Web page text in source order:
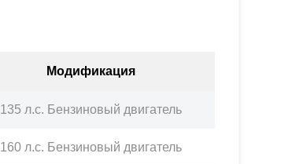
Модификация
135 л.с. Бензиновый двигатель
160 л.с. Бензиновый двигатель